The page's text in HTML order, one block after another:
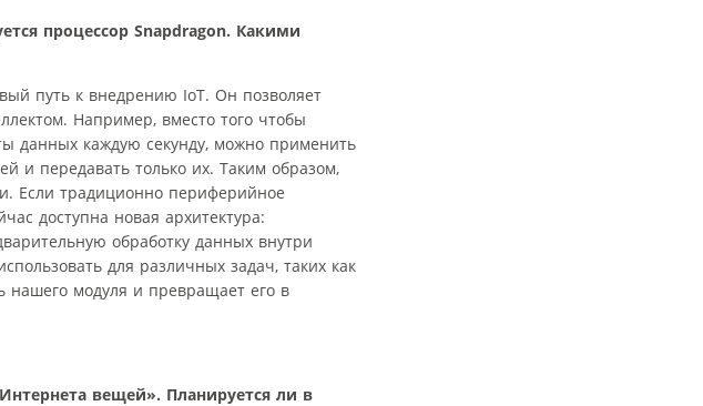
процессор Snapdragon. Какими
путь к внедрению IoT. Он позволяет
Например, вместо того чтобы
данных каждую секунду, можно применить
и передавать только их. Таким образом,
Если традиционно периферийное
доступна новая архитектура:
обработку данных внутри
для различных задач, таких как
нашего модуля и превращает его в
вещей». Планируется ли в